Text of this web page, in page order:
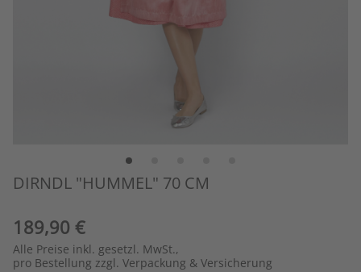
DIRNDL "HUMMEL" 70 CM
189,90 €
Alle Preise inkl. gesetzl. MwSt.,
pro Bestellung zzgl. Verpackung & Versicherung